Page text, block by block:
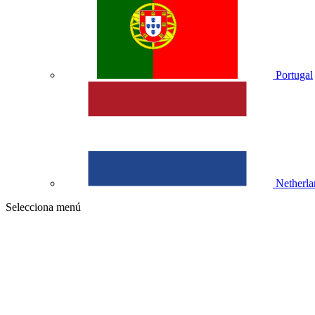
Portugal
Selecciona menú